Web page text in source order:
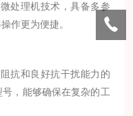
理机技术，具备多参
作更为便捷。
和良好抗干扰能力的
，能够确保在复杂的工